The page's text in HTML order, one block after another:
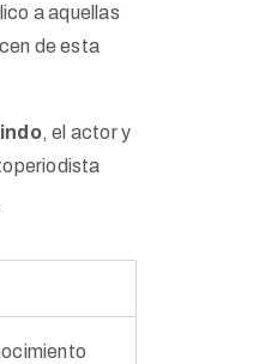
a aquellas
de esta
, el actor y